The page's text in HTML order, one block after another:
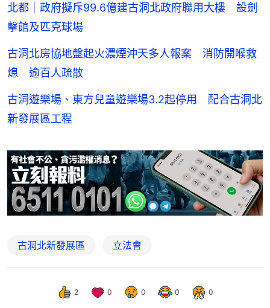
北都｜政府擬斥99.6億建古洞北政府聯用大樓 設劍
擊館及匹克球場
古洞北房協地盤起火濃煙沖天多人報案 消防開喉救
熄 逾百人疏散
古洞遊樂場、東方兒童遊樂場3.2起停用 配合古洞北
新發展區工程
古洞北新發展區 立法會
2 0 0 0 0